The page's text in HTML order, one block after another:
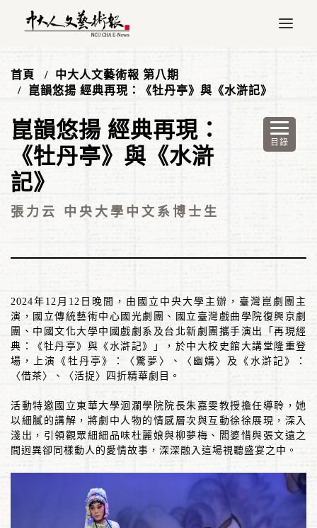
首頁
中大人文藝術報 第八期
崑韻悠揚 經典再現：《牡丹亭》與《水滸記》
崑韻悠揚 經典再現：
《牡丹亭》與《水滸
記》
張力云 中央大學中文系博士生
2024年 12 月 12 日晚間，由國立中央大學主辦，臺灣崑劇團主
演，國立傳統藝術中心國光劇團、國立臺灣戲曲學院復興京劇
團、中國文化大學中國戲劇系及台北新劇團攜手演出「再現經
典：《牡丹亭》與《水滸記》」，於中大校史館大講堂隆重登
場，上演《牡丹亭》：〈驚夢〉、〈幽媾〉及《水滸記》：
〈借茶〉、〈活捉〉四折精華劇目。
活動特邀國立東華大學洄瀾學院院長朱嘉雯教授擔任導聆，她
以細膩的講解，將劇中人物的情感層次與互動徐徐展現，深入
淺出，引領觀眾細細品味杜麗娘與柳夢梅、閻婆惜與張文遠之
間迥異卻同樣動人的愛情故事，深深融入這場視聽盛宴之中。